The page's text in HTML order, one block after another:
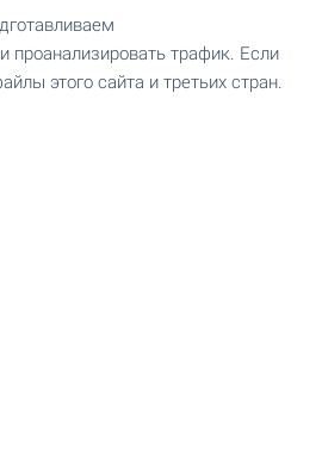
проанализировать трафик. Если
этого сайта и третьих стран.